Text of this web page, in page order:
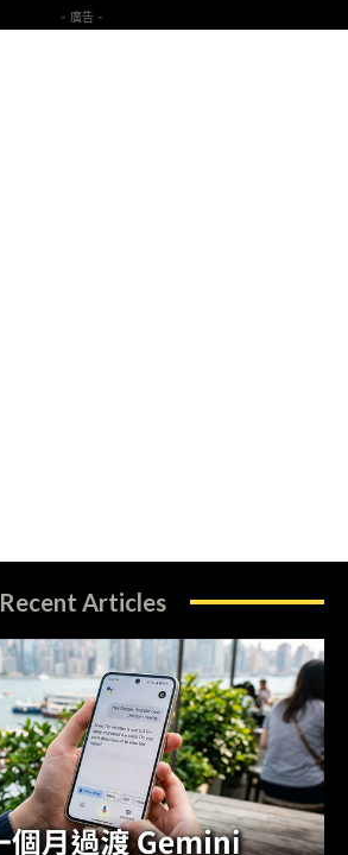
- 廣告 -
Recent Articles